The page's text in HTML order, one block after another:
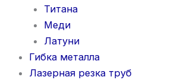
Титана
Меди
Латуни
Гибка металла
Лазерная резка труб